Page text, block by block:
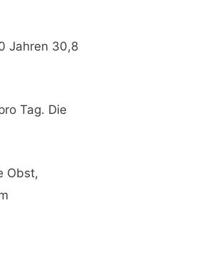
Jahren 30,8
Tag. Die
Obst,